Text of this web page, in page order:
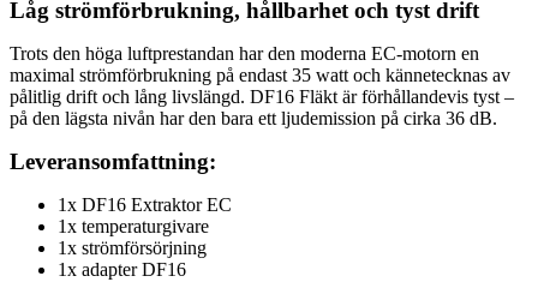
Låg strömförbrukning, hållbarhet och tyst drift
Trots den höga luftprestandan har den moderna EC-motorn en
maximal strömförbrukning på endast 35 watt och kännetecknas av
pålitlig drift och lång livslängd. DF16 Fläkt är förhållandevis tyst –
på den lägsta nivån har den bara ett ljudemission på cirka 36 dB.
Leveransomfattning:
1x DF16 Extraktor EC
1x temperaturgivare
1x strömförsörjning
1x adapter DF16